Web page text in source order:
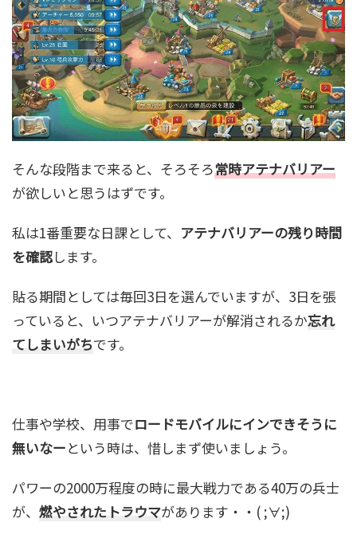
そんな段階まで来ると、そろそろ常時アテナバリアー
が欲しいと思うはずです。
私は1番重要な日課として、 アテナバリアーの残り時間
を確認します。
貼る期間としては毎回3日を選んでいますが、3日を張
っていると、いつアテナバリアーが解消されるか忘れ
てしまいがちです。
仕事や学校、用事でロードモバイルにインできそうに
無いなーという時は、惜しまず使いましょう。
パワーの2000万程度の時に最大戦力である40万の兵士
が、 燃やされたトラウマがあります・・( ;∀;)